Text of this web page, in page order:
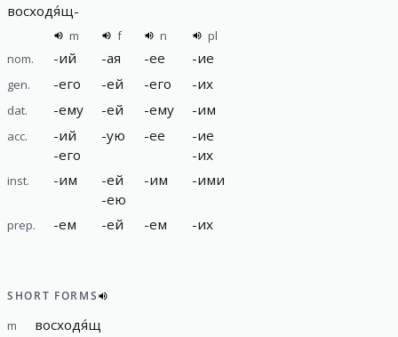
восходя́щ-
m f n
pl
nom.
-ий -ая -ее -ие
gen. -его -ей -его -их
dat. -ему -ей -ему -им
acc. -ий
-его
-ую -ее -ие
-их
inst. -им -ей
-ею
-им -ими
prep. -ем -ей -ем -их
SHORT FORMS
m восходя́щ